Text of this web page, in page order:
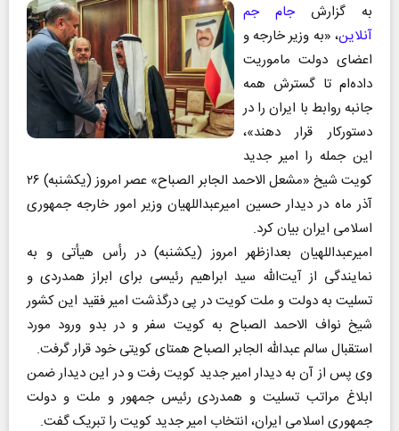
به گزارشجام جم
آنلاین، «به وزیر خارجه و
اعضای دولت ماموریت
داده‌ام تا گسترش همه
جانبه روابط با ایران را در
دستورکار قرار دهند»،
این جمله را امیر جدید
کویت شیخ «مشعل الاحمد الجابر الصباح» عصر امروز (یکشنبه) ۲۶
آذر ماه در دیدار حسین امیرعبداللهیان وزیر امور خارجه جمهوری
اسلامی ایران بیان کرد.
امیرعبداللهیان بعدازظهر امروز (یکشنبه) در رأس هیأتی و به
نمایندگی از آیت‌الله سید ابراهیم رئیسی برای ابراز همدردی و
تسلیت به دولت و ملت کویت در پی درگذشت امیر فقید این کشور
شیخ نواف الاحمد الصباح به کویت سفر و در بدو ورود مورد
استقبال سالم عبدالله الجابر الصباح همتای کویتی خود قرار گرفت.
وی پس از آن به دیدار امیر جدید کویت رفت و در این دیدار ضمن
ابلاغ مراتب تسلیت و همدردی رئیس جمهور و ملت و دولت
جمهوری اسلامی ایران، انتخاب امیر جدید کویت را تبریک گفت.